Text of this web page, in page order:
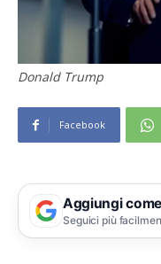
Donald Trump
Facebook
Aggiungi
Seguici più